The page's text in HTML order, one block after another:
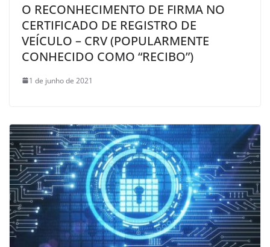
O RECONHECIMENTO DE FIRMA NO
CERTIFICADO DE REGISTRO DE
VEÍCULO – CRV (POPULARMENTE
CONHECIDO COMO “RECIBO”)
1 de junho de 2021